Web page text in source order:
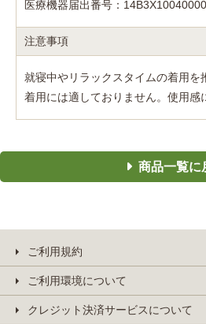
医療機器届出番号：
注意事項
就寝中やリラックスタイムの着用を
着用には適しておりません。使用感
商品一覧に
ご利用規約
ご利用環境について
クレジット決済サービスについて